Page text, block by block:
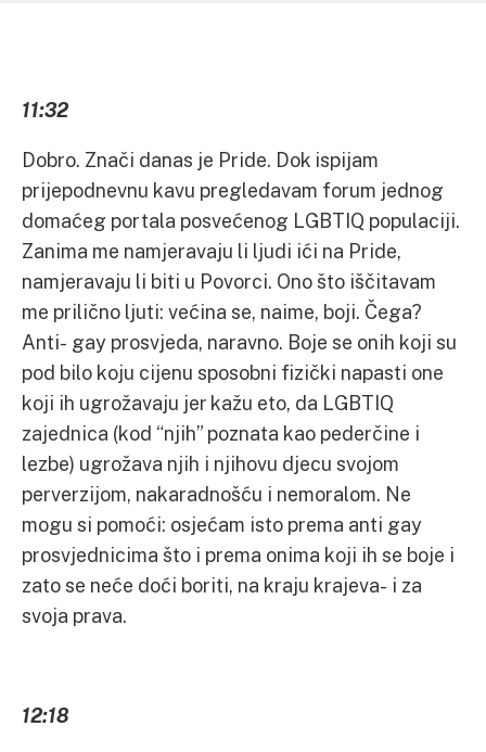
11:32
Dobro. Znači danas je Pride. Dok ispijam
prijepodnevnu kavu pregledavam forum jednog
domaćeg portala posvećenog LGBTIQ populaciji.
Zanima me namjeravaju li ljudi ići na Pride,
namjeravaju li biti u Povorci. Ono što iščitavam
me prilično ljuti: većina se, naime, boji. Čega?
Anti- gay prosvjeda, naravno. Boje se onih koji su
pod bilo koju cijenu sposobni fizički napasti one
koji ih ugrožavaju jer kažu eto, da LGBTIQ
zajednica (kod “njih” poznata kao pederčine i
lezbe) ugrožava njih i njihovu djecu svojom
perverzijom, nakaradnošću i nemoralom. Ne
mogu si pomoći: osjećam isto prema anti gay
prosvjednicima što i prema onima koji ih se boje i
zato se neće doći boriti, na kraju krajeva- i za
svoja prava.
12:18